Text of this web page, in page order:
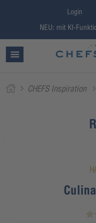
Login
NEU: mit KI-
CHEFS Inspiration